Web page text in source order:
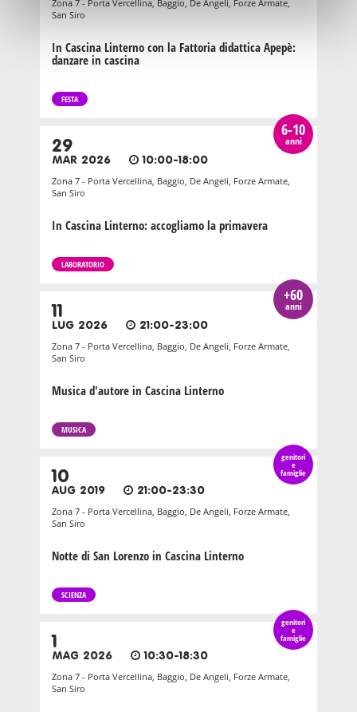
Zona 7 - Porta Vercellina, Baggio, De Angeli, Forze Armate,
San Siro
In Cascina Linterno con la Fattoria didattica Apepè:
danzare in cascina
FESTA
6-10
anni
29
MAR 2026 10:00-18:00
Zona 7 - Porta Vercellina, Baggio, De Angeli, Forze Armate,
San Siro
In Cascina Linterno: accogliamo la primavera
LABORATORIO
+60
anni
11
LUG 2026 21:00-23:00
Zona 7 - Porta Vercellina, Baggio, De Angeli, Forze Armate,
San Siro
Musica d'autore in Cascina Linterno
MUSICA
genitori
e
famiglie
10
AUG 2019 21:00-23:30
Zona 7 - Porta Vercellina, Baggio, De Angeli, Forze Armate,
San Siro
Notte di San Lorenzo in Cascina Linterno
SCIENZA
genitori
e
famiglie
1
MAG 2026 10:30-18:30
Zona 7 - Porta Vercellina, Baggio, De Angeli, Forze Armate,
San Siro